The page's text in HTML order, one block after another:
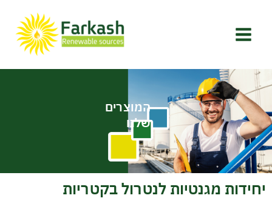
לתוכן
Menu
המוצרים
שלנו
יחידות מגנטיות לנטרול בקטריות